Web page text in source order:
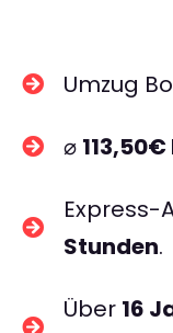
Umzug
⌀
Express-
Stunden.
Über 16